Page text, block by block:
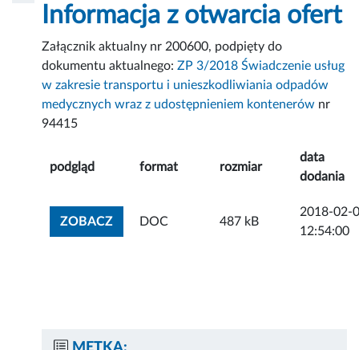
Informacja z otwarcia ofert
Załącznik aktualny nr 200600, podpięty do
dokumentu aktualnego:ZP 3/2018 Świadczenie usług
w zakresie transportu i unieszkodliwiania odpadów
medycznych wraz z udostępnieniem kontenerów nr
94415
podgląd format rozmiar
data
dodania
ZOBACZZOBACZ ZAŁĄCZNIK
DOC 487 kB
2018-02-
12:54:00